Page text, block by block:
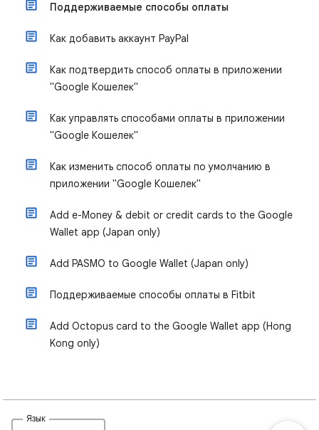
Поддерживаемые способы оплаты
Как добавить аккаунт PayPal
Как подтвердить способ оплаты в приложении
"Google Кошелек"
Как управлять способами оплаты в приложении
"Google Кошелек"
Как изменить способ оплаты по умолчанию в
приложении "Google Кошелек"
Add e-Money & debit or credit cards to the Google
Wallet app (Japan only)
Add PASMO to Google Wallet (Japan only)
Поддерживаемые способы оплаты в Fitbit
Add Octopus card to the Google Wallet app (Hong
Kong only)
Язык